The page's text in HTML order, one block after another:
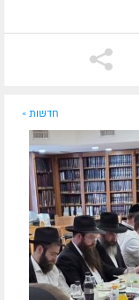
חדשות »